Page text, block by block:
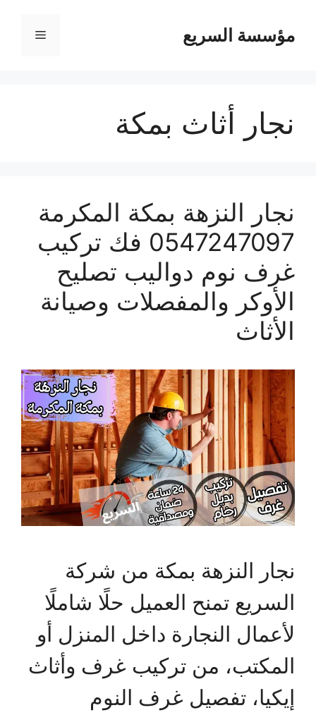
مؤسسة السريع القائمة
نجار أثاث بمكة
نجار النزهة بمكة المكرمة
0547247097 فك تركيب
غرف نوم دواليب تصليح
الأوكر والمفصلات وصيانة
الأثاث
نجار النزهة بمكة من شركة
السريع تمنح العميل حلًا شاملًا
لأعمال النجارة داخل المنزل أو
المكتب، من تركيب غرف وأثاث
إيكيا، تفصيل غرف النوم